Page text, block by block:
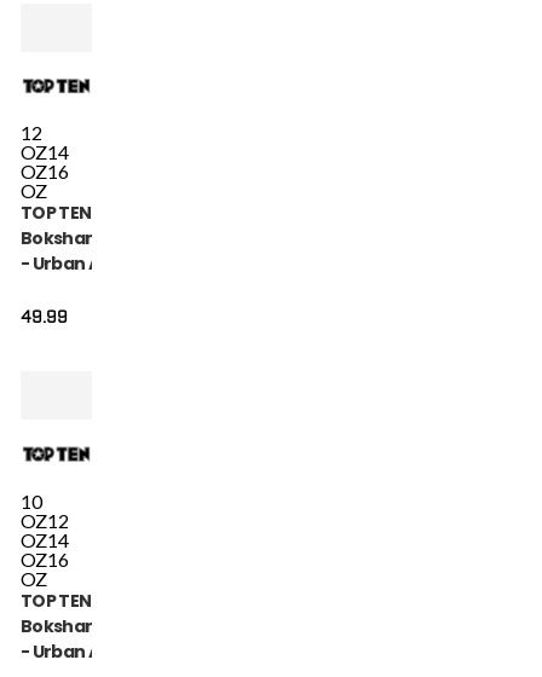
12
OZ14
OZ16
OZ
TOP TEN
Bokshandschoen
- Urban Arts -
49.99
10
OZ12
OZ14
OZ16
OZ
TOP TEN
Bokshandschoen
- Urban Arts -